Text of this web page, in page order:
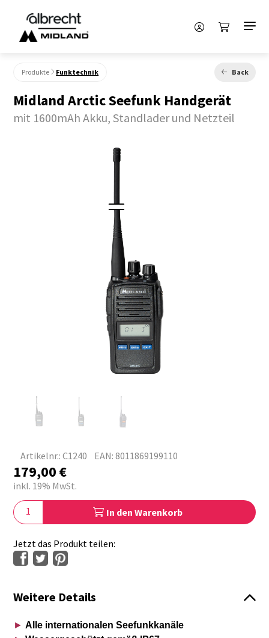
Produkte Funktechnik Back
Midland Arctic Seefunk Handgerät
mit 1600mAh Akku, Standlader und Netzteil
Artikelnr.: C1240 EAN: 8011869199110
179,00€
inkl. 19% MwSt.
In den Warenkorb
Jetzt das Produkt teilen:
Weitere Details
►Alle internationalen Seefunkkanäle